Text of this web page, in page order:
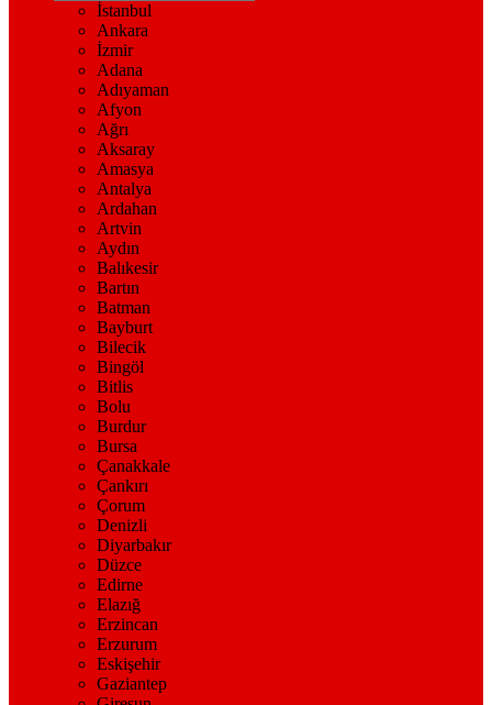
İstanbul
Ankara
İzmir
Adana
Adıyaman
Afyon
Ağrı
Aksaray
Amasya
Antalya
Ardahan
Artvin
Aydın
Balıkesir
Bartın
Batman
Bayburt
Bilecik
Bingöl
Bitlis
Bolu
Burdur
Bursa
Çanakkale
Çankırı
Çorum
Denizli
Diyarbakır
Düzce
Edirne
Elazığ
Erzincan
Erzurum
Eskişehir
Gaziantep